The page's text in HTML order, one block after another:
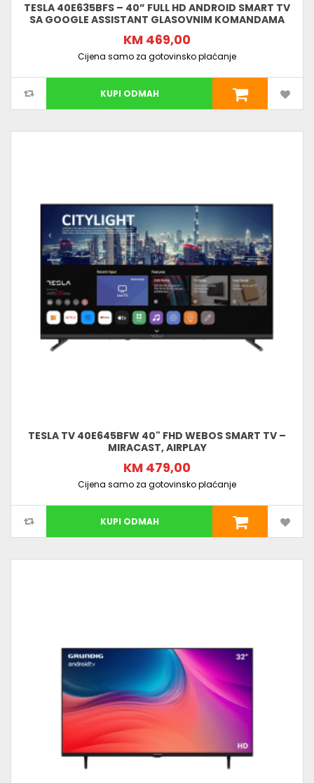
TESLA 40E635BFS – 40” FULL HD ANDROID SMART TV
SA GOOGLE ASSISTANT GLASOVNIM KOMANDAMA
KM 469,00
Cijena samo za gotovinsko plaćanje
KUPI ODMAH
TESLA TV 40E645BFW 40" FHD WEBOS SMART TV –
MIRACAST, AIRPLAY
KM 479,00
Cijena samo za gotovinsko plaćanje
KUPI ODMAH